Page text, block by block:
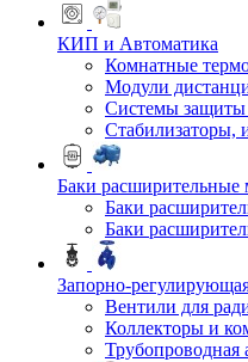
КИП и Автоматика
Комнатные
Модули
Системы защиты
Стабилизаторы,
Баки расширительные
Баки
Баки
Запорно-
Вентили для
Коллекторы и
Трубопроводная